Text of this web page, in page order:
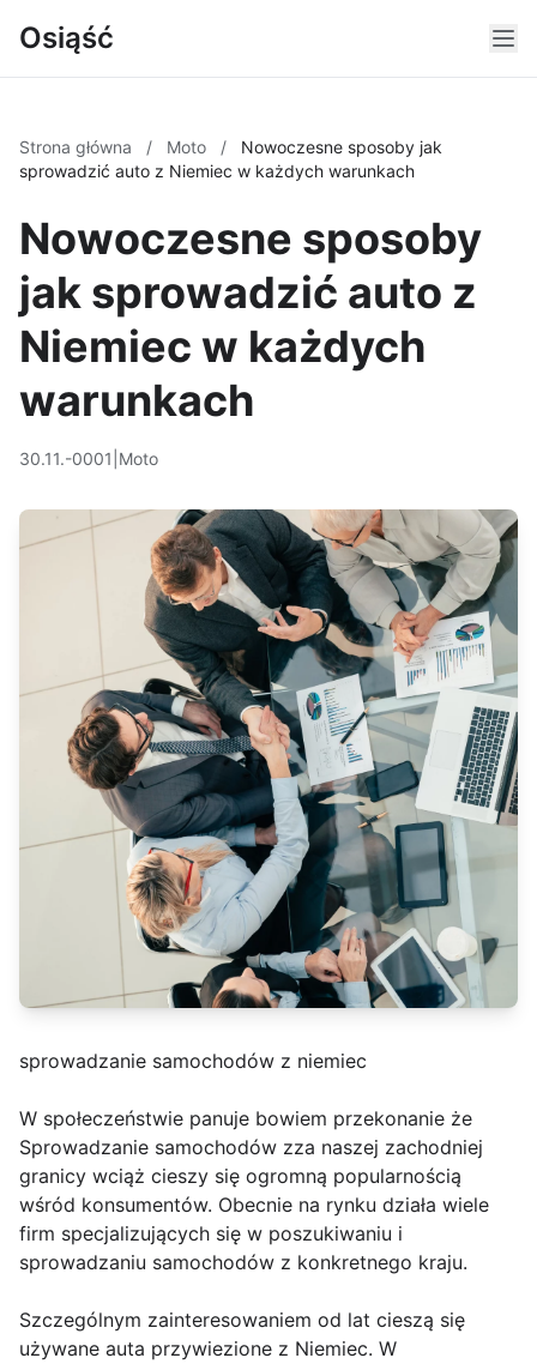
Osiąść
Strona główna / Moto /
Nowoczesne sposoby jak
sprowadzić auto z Niemiec w każdych warunkach
Nowoczesne sposoby
jak sprowadzić auto z
Niemiec w każdych
warunkach
30.11.-0001 Moto
sprowadzanie samochodów z niemiec
W społeczeństwie panuje bowiem przekonanie że
Sprowadzanie samochodów zza naszej zachodniej
granicy wciąż cieszy się ogromną popularnością
wśród konsumentów. Obecnie na rynku działa wiele
firm specjalizujących się w poszukiwaniu i
sprowadzaniu samochodów z konkretnego kraju.
Szczególnym zainteresowaniem od lat cieszą się
używane auta przywiezione z Niemiec. W